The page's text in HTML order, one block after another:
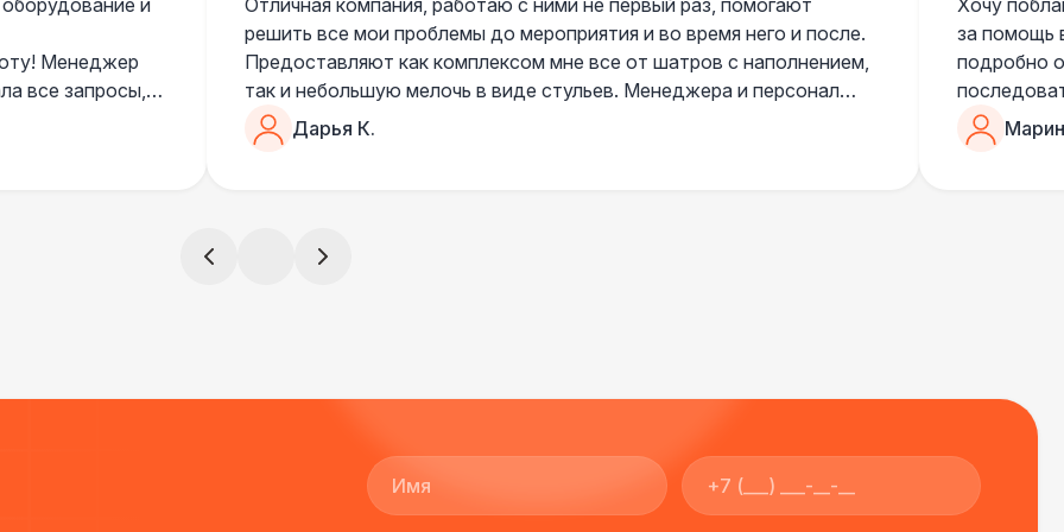
и
Менеджер
все запросы,
тревоги
Отличная компания, работаю с ними не первый раз, помогают
решить все мои проблемы до мероприятия и во время него и после.
Предоставляют как комплексом мне все от шатров с наполнением,
так и небольшую мелочь в виде стульев. Менеджера и персонал
очень понимающий, честный всегда подскажут что лучше взять и
чем дополнить праздник. Очень люблю работать именно с ними,
Дарья К.
Хочу
за помощь
подробно
Романом,
«Рука с